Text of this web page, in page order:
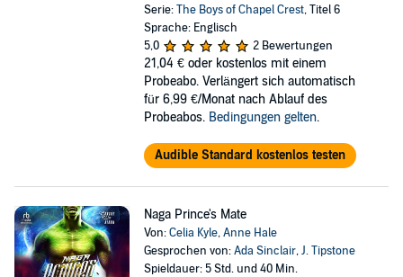
Serie:The Boys of Chapel Crest, Titel 6
Sprache: Englisch
5,0
2 Bewertungen
21,04 € oder kostenlos mit einem
Probeabo. Verlängert sich automatisch
für 6,99 €/Monat nach Ablauf des
Probeabos. Bedingungen gelten.
Audible Standard kostenlos testen
Naga Prince's Mate
Von:Celia Kyle,Anne Hale
Gesprochen von:Ada Sinclair,J. Tipstone
Spieldauer: 5 Std. und 40 Min.